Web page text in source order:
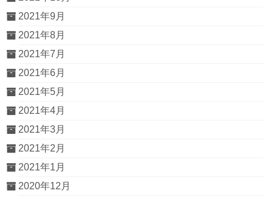
2021年9月
2021年8月
2021年7月
2021年6月
2021年5月
2021年4月
2021年3月
2021年2月
2021年1月
2020年12月